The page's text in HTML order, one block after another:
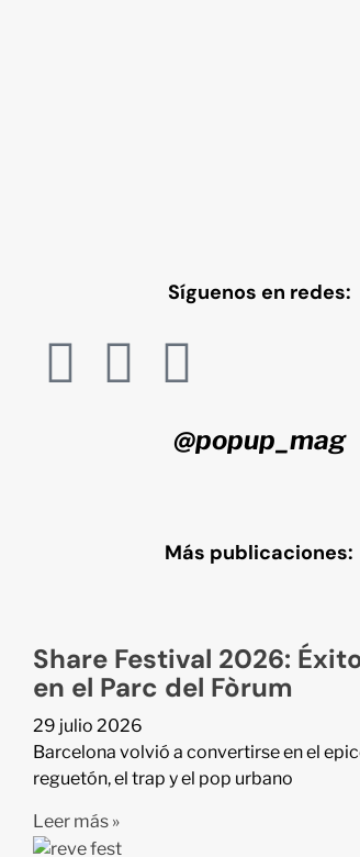
Síguenos en redes:
@popup_mag
Más publicaciones:
Share Festival 2026:
en el Parc del Fòrum
29 julio 2026
Barcelona volvió a convertirse en el
reguetón, el trap y el pop urbano
Leer más »